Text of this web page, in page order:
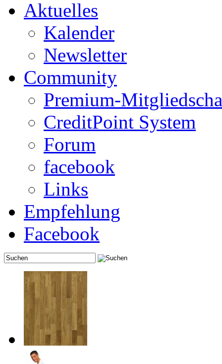
Aktuelles
Kalender
Newsletter
Community
Premium-
CreditPoint System
Forum
facebook
Links
Empfehlung
Facebook